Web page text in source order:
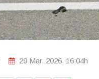
29 Mar, 2026. 16:04h